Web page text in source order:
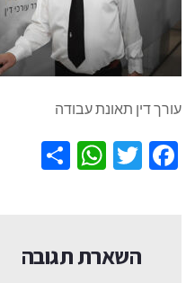
עורך דין תאונת עבודה
Facebook
Twitter
השארת תגובה